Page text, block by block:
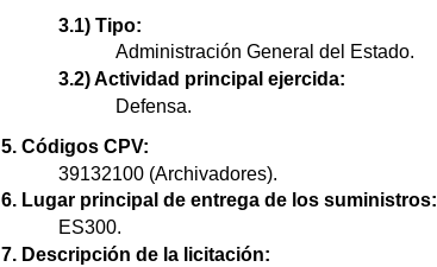
3.1) Tipo:
Administración General del Estado.
3.2) Actividad principal ejercida:
Defensa.
5. Códigos CPV:
39132100 (Archivadores).
6. Lugar principal de entrega de los suministros:
ES300.
7. Descripción de la licitación: